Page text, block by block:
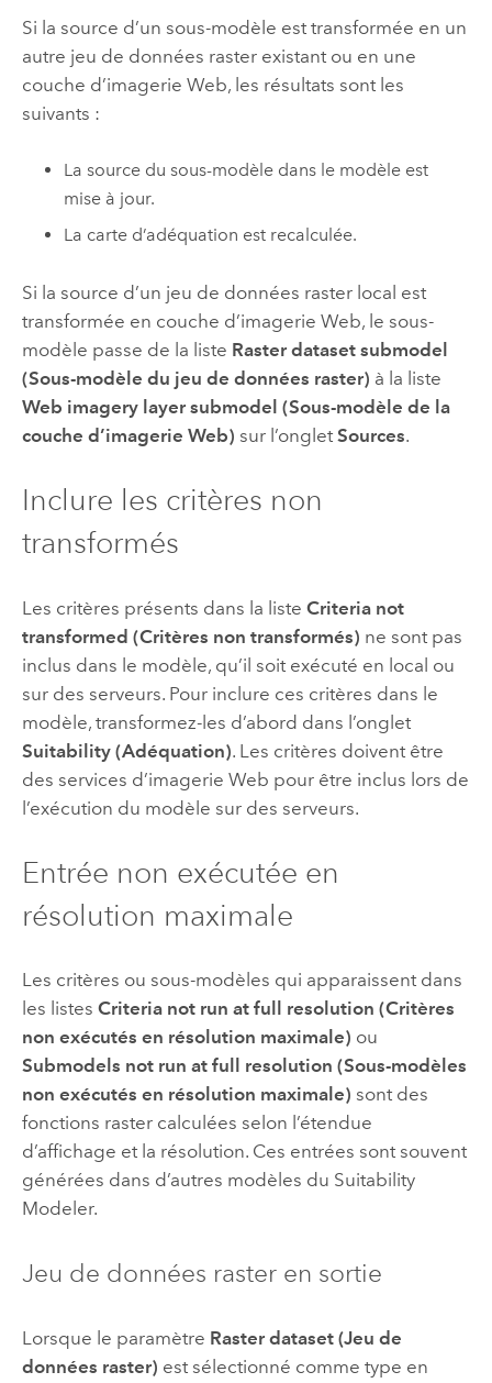
Si la source d’un sous-modèle est transformée en un
autre jeu de données raster existant ou en une
couche d’imagerie Web, les résultats sont les
suivants :
La source du sous-modèle dans le modèle est
mise à jour.
La carte d’adéquation est recalculée.
Si la source d’un jeu de données raster local est
transformée en couche d’imagerie Web, le sous-
modèle passe de la liste Raster dataset submodel
(Sous-modèle du jeu de données raster) à la liste
Web imagery layer submodel (Sous-modèle de la
couche d’imagerie Web) sur l’onglet Sources.
Inclure les critères non
transformés
Les critères présents dans la liste Criteria not
transformed (Critères non transformés) ne sont pas
inclus dans le modèle, qu’il soit exécuté en local ou
sur des serveurs. Pour inclure ces critères dans le
modèle, transformez-les d’abord dans l’onglet
Suitability (Adéquation). Les critères doivent être
des services d’imagerie Web pour être inclus lors de
l’exécution du modèle sur des serveurs.
Entrée non exécutée en
résolution maximale
Les critères ou sous-modèles qui apparaissent dans
les listes Criteria not run at full resolution (Critères
non exécutés en résolution maximale) ou
Submodels not run at full resolution (Sous-modèles
non exécutés en résolution maximale) sont des
fonctions raster calculées selon l’étendue
d’affichage et la résolution. Ces entrées sont souvent
générées dans d’autres modèles du Suitability
Modeler.
Jeu de données raster en sortie
Lorsque le paramètre Raster dataset (Jeu de
données raster) est sélectionné comme type en